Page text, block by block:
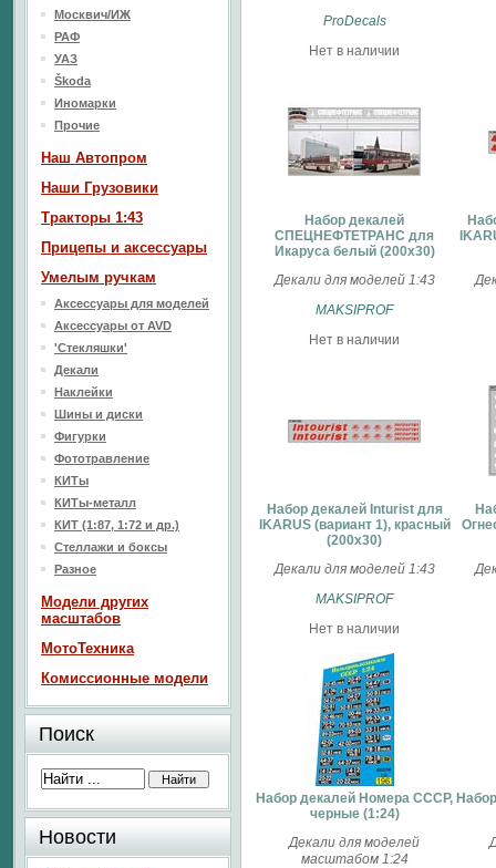
ProDecals
Нет в наличии
Набор декалей
СПЕЦНЕФТЕТРАНС для
Икаруса белый (200х30)
Декали для моделей 1:43
MAKSIPROF
Нет в наличии
Набор декалей Inturist для
IKARUS (вариант 1), красный
(200х30)
Декали для моделей 1:43
MAKSIPROF
Нет в наличии
Набор декалей Номера СССР,
черные (1:24)
Декали для моделей
масштабом 1:24
Москвич/ИЖ
РАФ
УАЗ
Škoda
Иномарки
Прочие
Наш Aвтопром
Наши Грузовики
Тракторы 1:43
Прицепы и аксессуары
Умелым ручкам
Аксессуары для моделей
Аксессуары от AVD
'Стекляшки'
Декали
Наклейки
Шины и диски
Фигурки
Фототравление
КИТы
КИТы-металл
КИТ (1:87, 1:72 и др.)
Стеллажи и боксы
Разное
Модели других
масштабов
МотоТехника
Комиссионные модели
Поиск
Новости